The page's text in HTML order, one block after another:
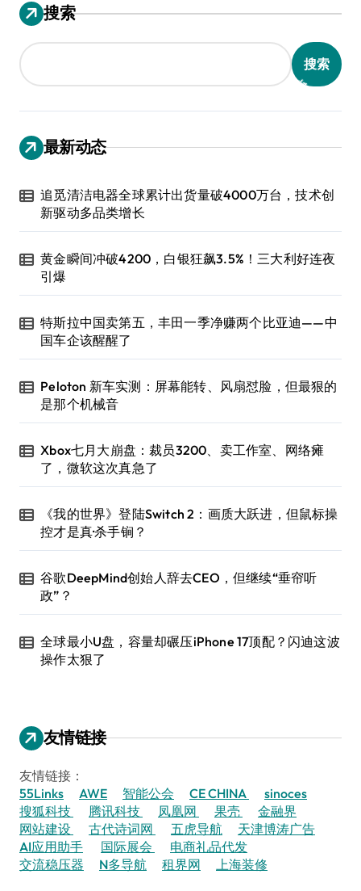
搜索
搜索
最新动态
追觅清洁电器全球累计出货量破4000万台，技术创
新驱动多品类增长
黄金瞬间冲破4200，白银狂飙3.5%！三大利好连夜
引爆
特斯拉中国卖第五，丰田一季净赚两个比亚迪——中
国车企该醒醒了
Peloton 新车实测：屏幕能转、风扇怼脸，但最狠的
是那个机械音
Xbox七月大崩盘：裁员3200、卖工作室、网络瘫
了，微软这次真急了
《我的世界》登陆Switch 2：画质大跃进，但鼠标操
控才是真·杀手锏？
谷歌DeepMind创始人辞去CEO，但继续“垂帘听
政”？
全球最小U盘，容量却碾压iPhone 17顶配？闪迪这波
操作太狠了
友情链接
友情链接：
55Links
AWE 智能公会 CE CHINA
sinoces
搜狐科技
腾讯科技 凤凰网 果壳
金融界
网站建设
古代诗词网 五虎导航
天津博涛广告
AI应用助手
国际展会
电商礼品代发
交流稳压器
N多导航 租界网 上海装修